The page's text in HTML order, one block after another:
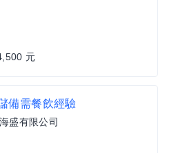
元
備需餐飲經驗
盛有限公司